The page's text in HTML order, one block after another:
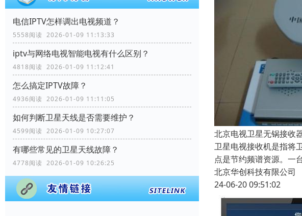
电信IPTV怎样调出电视频道？
5558阅读 2026-01-09 11:13:33
iptv与网络电视智能电视有什么区别？
4818阅读 2026-01-09 11:12:41
怎么搞定IPTV故障？
4936阅读 2026-01-09 11:11:05
如何判断卫星天线是否需要维护？
4599阅读 2026-01-09 10:27:07
有哪些常见的卫星天线故障？
4778阅读 2026-01-09 10:26:25
北京电视卫星无锅接收
卫星电视接收机是指将
点是节约频谱资源。一
北京华创科技有限公司
24-06-20 09:51:02